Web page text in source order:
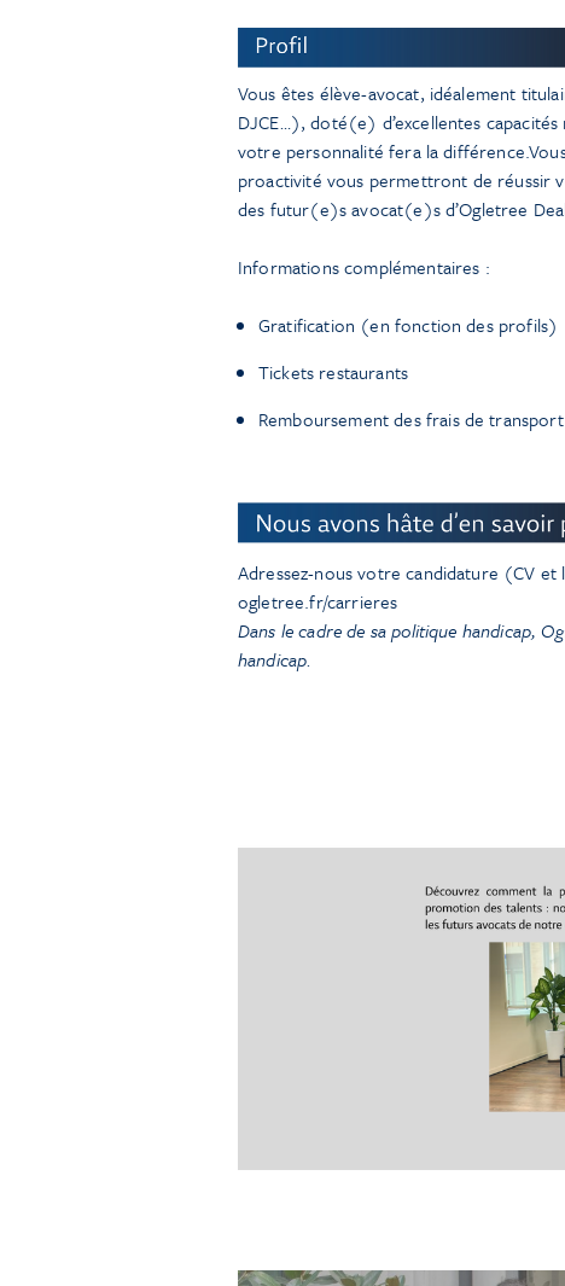
Vous êtes élève-avocat, idéalement
DJCE…), doté(e) d’excellentes
votre personnalité fera la
proactivité vous permettront de réussir
des futur(e)s avocat(e)s d’Ogletree
Informations complémentaires :
Gratification (en fonction des profils)
Tickets restaurants
Remboursement des frais de
Adressez-nous votre candidature (CV
ogletree.fr/carrieres
Dans le cadre de sa politique handicap,
handicap.